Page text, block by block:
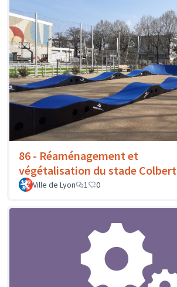
86 - Réaménagement et
végétalisation du stade Colbert
Ville de Lyon 1 0